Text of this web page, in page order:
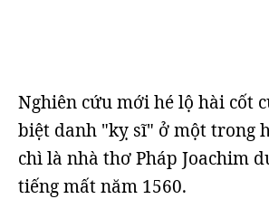
Nghiên cứu mới hé lộ hài cốt
biệt danh "kỵ sĩ" ở một trong
chì là nhà thơ Pháp Joachim
tiếng mất năm 1560.